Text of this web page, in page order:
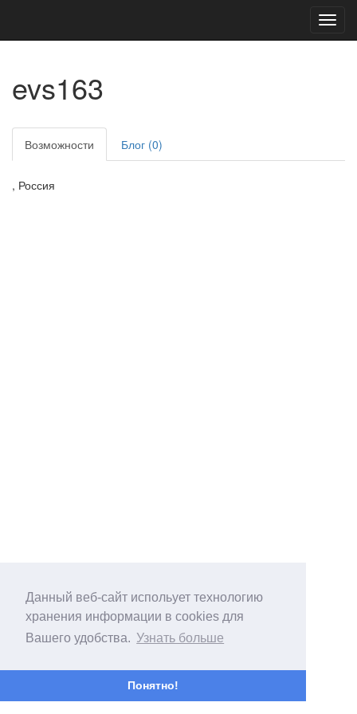
Данный веб-сайт испольует технологию
хранения информации в cookies для
Вашего удобства. Узнать больше
Понятно!
evs163
Возможности Блог (0)
, Россия